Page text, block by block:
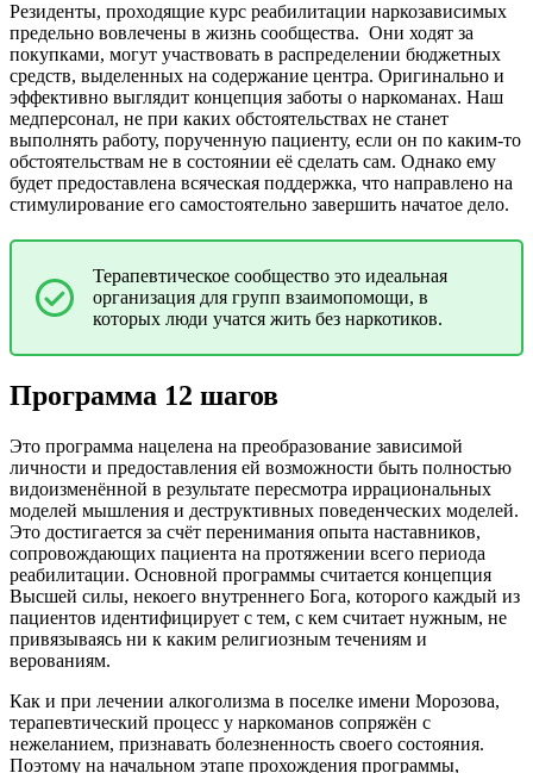
Резиденты, проходящие курс реабилитации наркозависимых
предельно вовлечены в жизнь сообщества. Они ходят за
покупками, могут участвовать в распределении бюджетных
средств, выделенных на содержание центра. Оригинально и
эффективно выглядит концепция заботы о наркоманах. Наш
медперсонал, не при каких обстоятельствах не станет
выполнять работу, порученную пациенту, если он по каким-то
обстоятельствам не в состоянии её сделать сам. Однако ему
будет предоставлена всяческая поддержка, что направлено на
стимулирование его самостоятельно завершить начатое дело.
Терапевтическое сообщество это идеальная
организация для групп взаимопомощи, в
которых люди учатся жить без наркотиков.
Программа 12 шагов
Это программа нацелена на преобразование зависимой
личности и предоставления ей возможности быть полностью
видоизменённой в результате пересмотра иррациональных
моделей мышления и деструктивных поведенческих моделей.
Это достигается за счёт перенимания опыта наставников,
сопровождающих пациента на протяжении всего периода
реабилитации. Основной программы считается концепция
Высшей силы, некоего внутреннего Бога, которого каждый из
пациентов идентифицирует с тем, с кем считает нужным, не
привязываясь ни к каким религиозным течениям и
верованиям.
Как и при лечении алкоголизма в поселке имени Морозова,
терапевтический процесс у наркоманов сопряжён с
нежеланием, признавать болезненность своего состояния.
Поэтому на начальном этапе прохождения программы,